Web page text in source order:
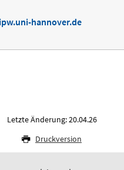
ipw.uni-hannover.de
Letzte Änderung: 20.04.26
Druckversion